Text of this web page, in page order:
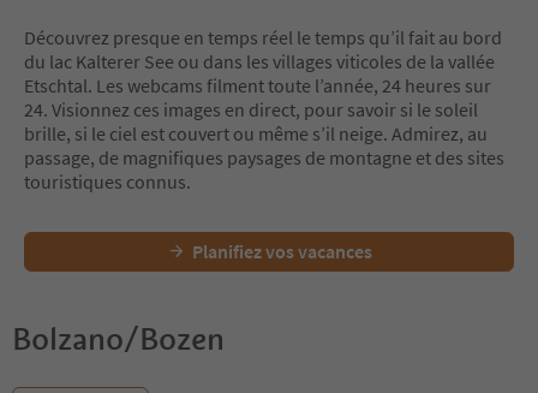
Découvrez presque en temps réel le temps qu’il fait au bord
du lac Kalterer See ou dans les villages viticoles de la vallée
Etschtal. Les webcams filment toute l’année, 24 heures sur
24. Visionnez ces images en direct, pour savoir si le soleil
brille, si le ciel est couvert ou même s’il neige. Admirez, au
passage, de magnifiques paysages de montagne et des sites
touristiques connus.
Planifiez vos vacances
Bolzano/Bozen